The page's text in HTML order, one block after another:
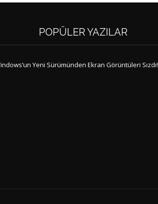
POPÜLER YAZILAR
Yeni Sürümünden Ekran Görüntüleri Sızdı!